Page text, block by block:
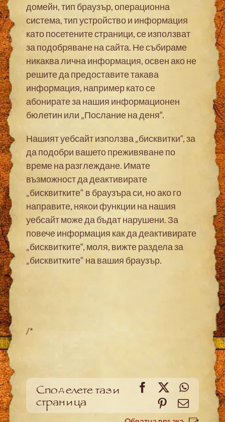
домейн, тип браузър, операционна
система, тип устройство и информация
като посетените страници, се използват
за подобряване на сайта. Не събираме
никаква лична информация, освен ако не
решите да предоставите такава
информация, например като се
абонирате за нашия информационен
бюлетин или „Послание на деня“.
Нашият уебсайт използва „бисквитки“, за
да подобри вашето преживяване по
време на разглеждане. Имате
възможност да деактивирате
„бисквитките“ в браузъра си, но ако го
направите, някои функции на нашия
уебсайт може да бъдат нарушени. За
повече информация как да деактивирате
„бисквитките“, моля, вижте раздела за
„бисквитките“ на вашия браузър.
/*
Споделете тази
страница
Facebook
X
Pinterest
Meйл